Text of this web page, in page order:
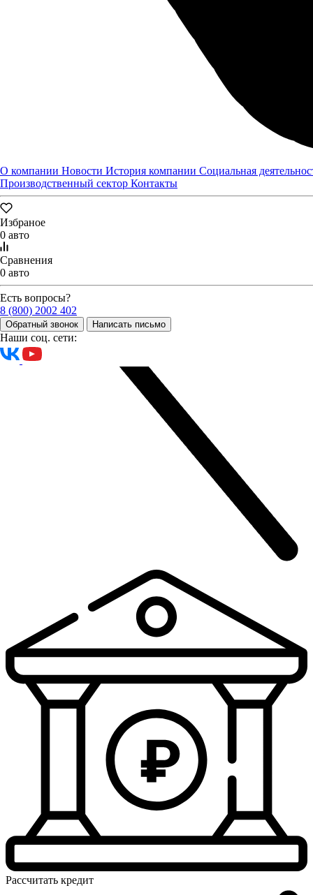
О компании Новости История компании Социальная
Производственный сектор Контакты
Избраное
0 авто
Сравнения
0 авто
Есть вопросы?
8 (800) 2002 402
Обратный звонок Написать письмо
Наши соц. сети:
Рассчитать кредит